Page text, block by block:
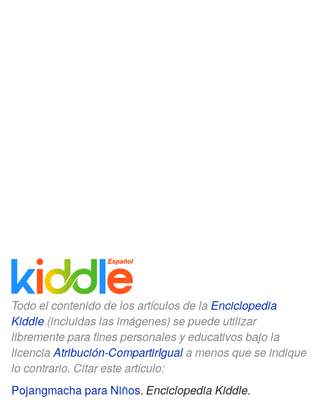
Todo el contenido de los artículos de la Enciclopedia
Kiddle (incluidas las imágenes) se puede utilizar
libremente para fines personales y educativos bajo la
licenciaAtribución-CompartirIguala menos que se indique
lo contrario. Citar este artículo:
Pojangmacha para Niños. Enciclopedia Kiddle.